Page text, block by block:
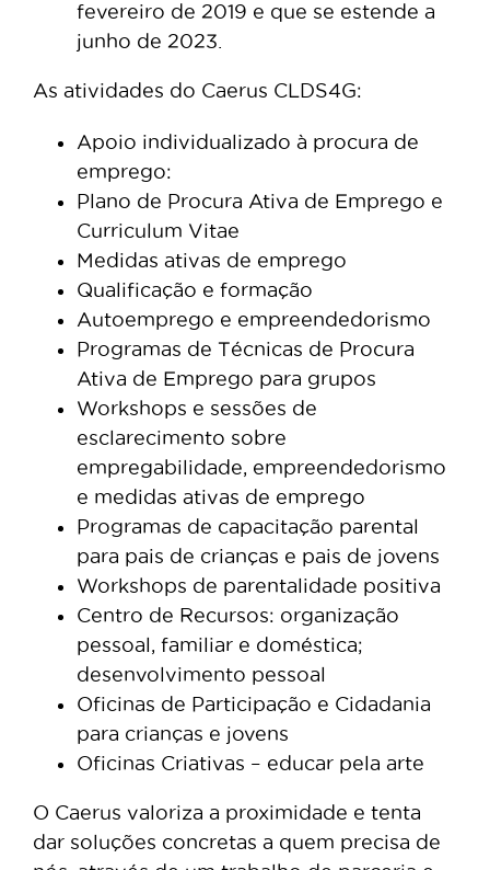
fevereiro de 2019 e que se estende a
junho de 2023.
As atividades do Caerus CLDS4G:
Apoio individualizado à procura de
emprego:
Plano de Procura Ativa de Emprego e
Curriculum Vitae
Medidas ativas de emprego
Qualificação e formação
Autoemprego e empreendedorismo
Programas de Técnicas de Procura
Ativa de Emprego para grupos
Workshops e sessões de
esclarecimento sobre
empregabilidade, empreendedorismo
e medidas ativas de emprego
Programas de capacitação parental
para pais de crianças e pais de jovens
Workshops de parentalidade positiva
Centro de Recursos: organização
pessoal, familiar e doméstica;
desenvolvimento pessoal
Oficinas de Participação e Cidadania
para crianças e jovens
Oficinas Criativas – educar pela arte
O Caerus valoriza a proximidade e tenta
dar soluções concretas a quem precisa de